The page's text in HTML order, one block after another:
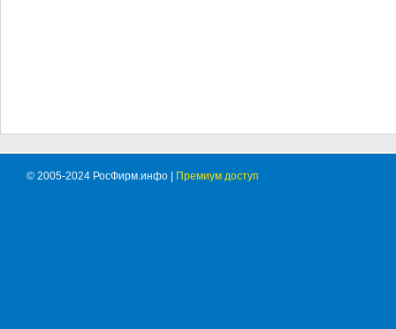
© 2005-2024 РосФирм.инфо | Премиум доступ